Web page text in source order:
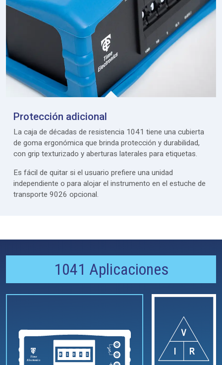
Protección adicional
La caja de décadas de resistencia 1041 tiene una cubierta
de goma ergonómica que brinda protección y durabilidad,
con grip texturizado y aberturas laterales para etiquetas.
Es fácil de quitar si el usuario prefiere una unidad
independiente o para alojar el instrumento en el estuche de
transporte 9026 opcional.
1041 Aplicaciones